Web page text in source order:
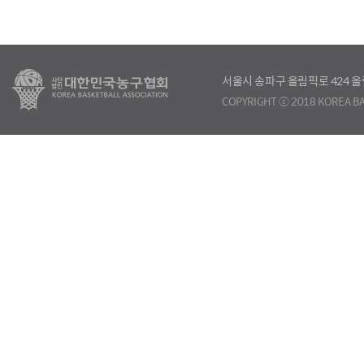
서울시 송파구 올림픽로 424
COPYRIGHT ⓒ 2018 KOREA